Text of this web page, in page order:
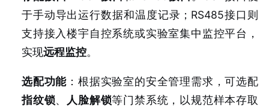
于手动导出运行数据和温度记录；RS485接口则
支持接入楼宇自控系统或实验室集中监控平台，
实现远程监控。
选配功能 ：根据实验室的安全管理需求，可选配
指纹锁、 人脸解锁等门禁系统，以规范样本存取